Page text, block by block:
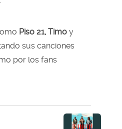
Piso 21, Timo y
sus canciones
por los fans